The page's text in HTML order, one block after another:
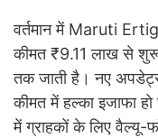
वर्तमान में Maruti
कीमत ₹9.11 लाख से
तक जाती है। नए
कीमत में हल्का इजाफा
में ग्राहकों के लिए वैल्यू-